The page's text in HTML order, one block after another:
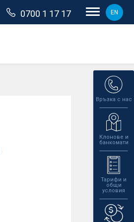
0700 1 17 17 EN
Връзка с нас
Клонове и
банкомати
Тарифи и
общи
условия